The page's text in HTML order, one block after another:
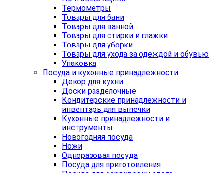
Термометры
Товары для бани
Товары для ванной
Товары для стирки и глажки
Товары для уборки
Товары для ухода за одеждой и обувью
Упаковка
Посуда и кухонные принадлежности
Декор для кухни
Доски разделочные
Кондитерские принадлежности и
инвентарь для выпечки
Кухонные принадлежности и
инструменты
Новогодняя посуда
Ножи
Одноразовая посуда
Посуда для приготовления